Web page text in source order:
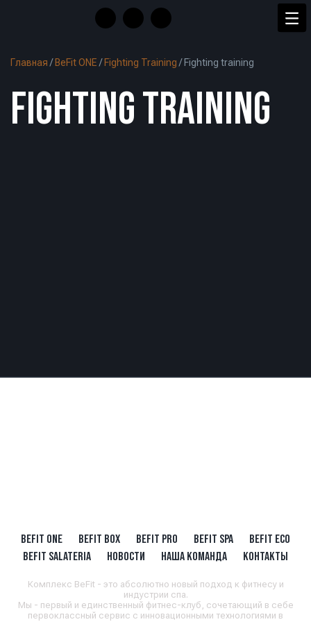
Главная / BeFit ONE / Fighting Training / Fighting training
FIGHTING TRAINING
BEFIT ONE BEFIT BOX BEFIT PRO BEFIT SPA
BEFIT ECO
BEFIT SALATERIA
НОВОСТИ НАША КОМАНДА КОНТАКТЫ
Комплекс BeFit - это абсолютно новый подход к фитнесу и
индустрии спа.
Мы - первый и единственный фитнес-клуб, сочетающий в себе
первоклассный сервис с инновационными технологиями в